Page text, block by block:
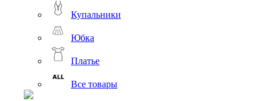
Купальники
Юбка
Платье
Все товары